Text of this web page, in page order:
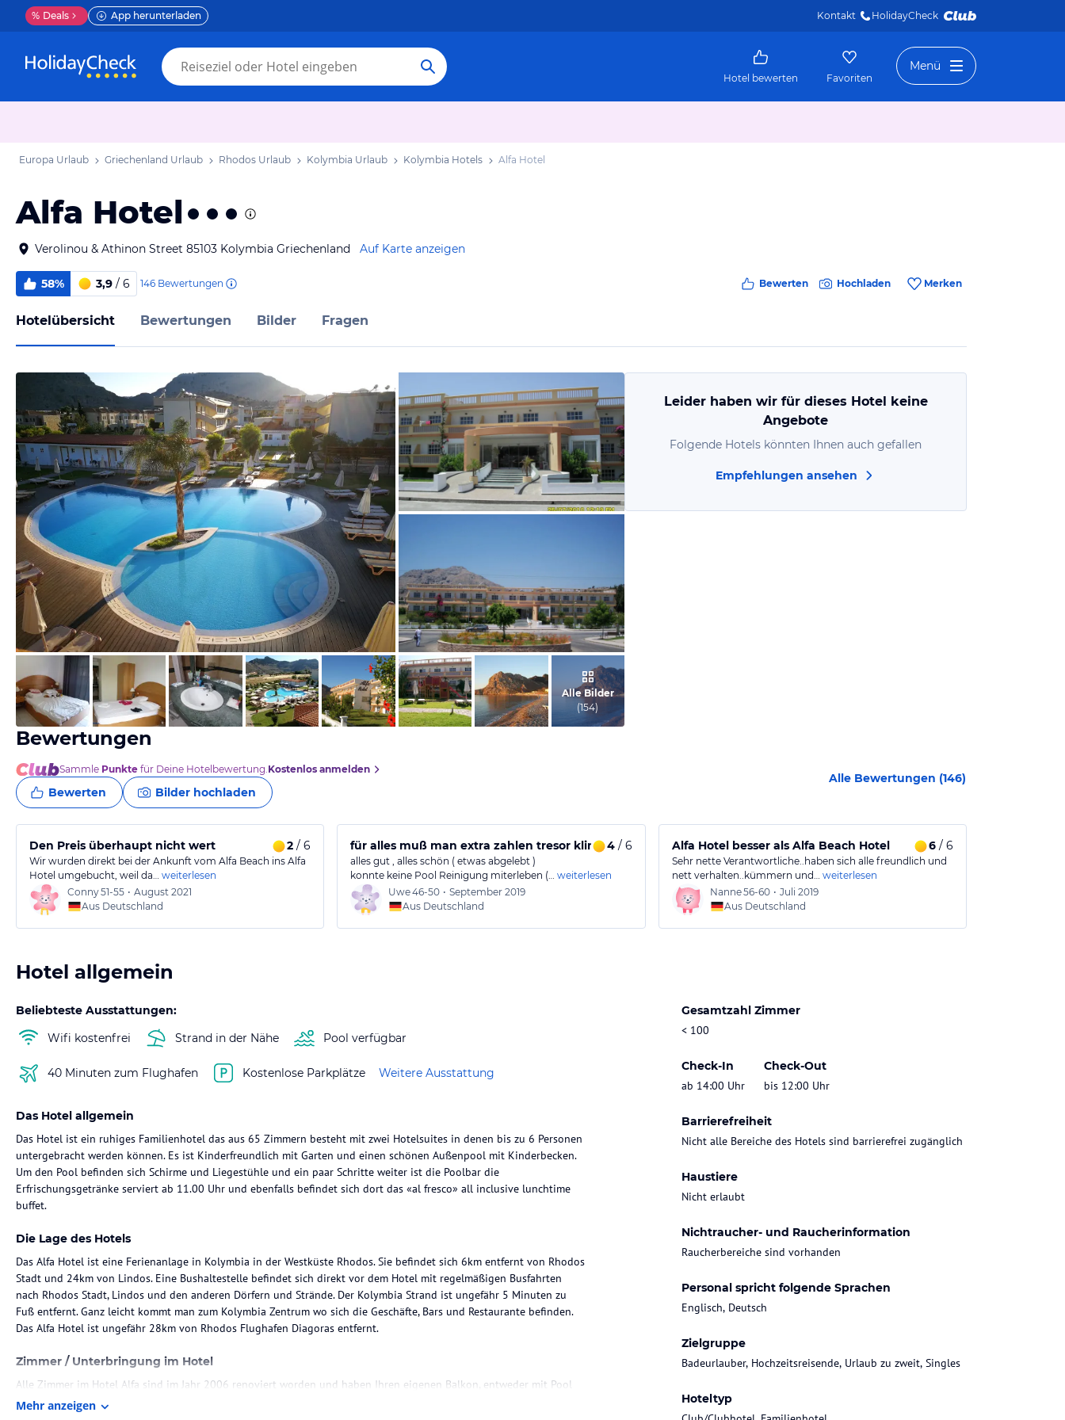
% Deals App herunterladen Kontakt HolidayCheck
Hotel bewerten Favoriten
Menü
Europa Urlaub Griechenland Urlaub Rhodos Urlaub Kolymbia Urlaub Kolymbia Hotels Alfa Hotel
Alfa Hotel
Verolinou & Athinon Street 85103 Kolymbia Griechenland Auf Karte anzeigen
58% 3,9 / 6 146 Bewertungen Bewerten Hochladen Merken
Hotelübersicht Bewertungen Bilder Fragen
von Sabine, Juli 2017 von Wolfgang, Juli 2008
Alle Bilder
(154)
Leider haben wir für dieses Hotel keine
Angebote
Folgende Hotels könnten Ihnen auch gefallen
Empfehlungen ansehen
Bewertungen
Sammle Punkte für Deine Hotelbewertung.Kostenlos anmelden
Bewerten Bilder hochladen
Alle Bewertungen (146)
Den Preis überhaupt nicht wert 2 / 6
Wir wurden direkt bei der Ankunft vom Alfa Beach ins Alfa
Hotel umgebucht, weil da… weiterlesen
Conny51-55 • August 2021
Aus Deutschland
für alles muß man extra zahlen tresor klima liegen
4/ 6
alles gut , alles schön ( etwas abgelebt )
konnte keine Pool Reinigung miterleben (… weiterlesen
Uwe46-50 • September 2019
Aus Deutschland
Alfa Hotel besser als Alfa Beach Hotel 6/ 6
Sehr nette Verantwortliche..haben sich alle freundlich und
nett verhalten..kümmern und… weiterlesen
Nanne56-60 • Juli 2019
Aus Deutschland
Hotel allgemein
Beliebteste Ausstattungen:
Wifi kostenfrei
Strand in der Nähe Pool verfügbar
40 Minuten zum Flughafen Kostenlose Parkplätze Weitere Ausstattung
Gesamtzahl Zimmer
< 100
Check-In
ab 14:00 Uhr
Check-Out
bis 12:00 Uhr
Barrierefreiheit
Nicht alle Bereiche des Hotels sind barrierefrei zugänglich
Haustiere
Nicht erlaubt
Nichtraucher- und Raucherinformation
Raucherbereiche sind vorhanden
Personal spricht folgende Sprachen
Englisch, Deutsch
Zielgruppe
Badeurlauber, Hochzeitsreisende, Urlaub zu zweit, Singles
Hoteltyp
Das Hotel allgemein
Das Hotel ist ein ruhiges Familienhotel das aus 65 Zimmern besteht mit zwei Hotelsuites in denen bis zu 6 Personen
untergebracht werden können. Es ist Kinderfreundlich mit Garten und einen schönen Außenpool mit Kinderbecken.
Um den Pool befinden sich Schirme und Liegestühle und ein paar Schritte weiter ist die Poolbar die
Erfrischungsgetränke serviert ab 11.00 Uhr und ebenfalls befindet sich dort das «al fresco» all inclusive lunchtime
buffet.
Die Lage des Hotels
Das Alfa Hotel ist eine Ferienanlage in Kolymbia in der Westküste Rhodos. Sie befindet sich 6km entfernt von Rhodos
Stadt und 24km von Lindos. Eine Bushaltestelle befindet sich direkt vor dem Hotel mit regelmäßigen Busfahrten
nach Rhodos Stadt, Lindos und den anderen Dörfern und Strände. Der Kolymbia Strand ist ungefähr 5 Minuten zu
Fuß entfernt. Ganz leicht kommt man zum Kolymbia Zentrum wo sich die Geschäfte, Bars und Restaurante befinden.
Das Alfa Hotel ist ungefähr 28km von Rhodos Flughafen Diagoras entfernt.
Zimmer / Unterbringung im Hotel
Alle Zimmer im Hotel Alfa sind im Jahr 2006 renoviert worden und haben Ihren eigenen Balkon, entweder mit Pool
Blick oder mit Garden Blick. Alle Zimmer haben ein privates Bad (Junior und Superior Suites haben zwei) mit Dusche
Mehr anzeigen